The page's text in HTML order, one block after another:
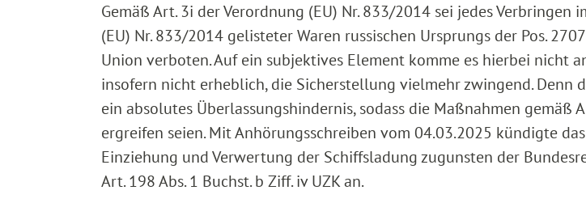
Gemäß Art. 3i der Verordnung (EU) Nr. 833/2014 sei jedes Verbringen
(EU) Nr. 833/2014 gelisteter Waren russischen Ursprungs der Pos.
Union verboten. Auf ein subjektives Element komme es hierbei nicht
insofern nicht erheblich, die Sicherstellung vielmehr zwingend. Denn
ein absolutes Überlassungshindernis, sodass die Maßnahmen gemäß
ergreifen seien. Mit Anhörungsschreiben vom 04.03.2025 kündigte
Einziehung und Verwertung der Schiffsladung zugunsten der
Art. 198 Abs. 1 Buchst. b Ziff. iv UZK an.